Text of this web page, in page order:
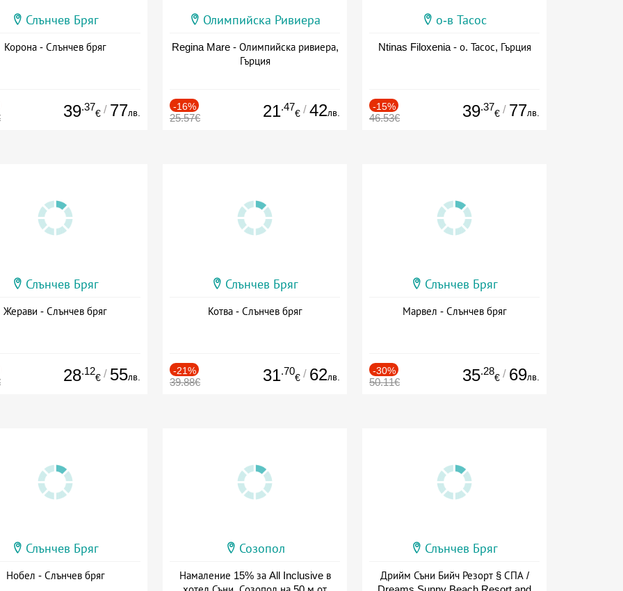
Слънчев Бряг
Корона - Слънчев бряг
39.37
€ / 77лв.
Олимпийска Ривиера
Regina Mare - Олимпийска ривиера,
Гърция
-16%
25.57€ 21.47
€ / 42лв.
о-в Тасос
Ntinas Filoxenia - о. Тасос, Гърция
-15%
46.53€ 39.37
€ / 77лв.
Слънчев Бряг
Жерави - Слънчев бряг
28.12
€ / 55лв.
Слънчев Бряг
Котва - Слънчев бряг
-21%
39.88€ 31.70
€ / 62лв.
Слънчев Бряг
Марвел - Слънчев бряг
-30%
50.11€ 35.28
€ / 69лв.
Слънчев Бряг
Нобел - Слънчев бряг
Созопол
Намаление 15% за All Inclusive в
Слънчев Бряг
Дрийм Съни Бийч Резорт § СПА /